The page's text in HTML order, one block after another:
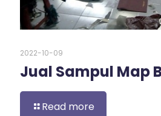
2022-10-09
Jual Sampul Map
Read more